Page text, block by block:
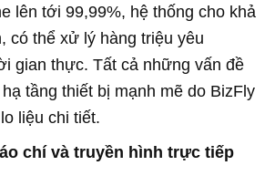
lên tới 99,99%, hệ thống cho khả
có thể xử lý hàng triệu yêu
gian thực. Tất cả những vấn đề
tầng thiết bị mạnh mẽ do BizFly
liệu chi tiết.
chí và truyền hình trực tiếp